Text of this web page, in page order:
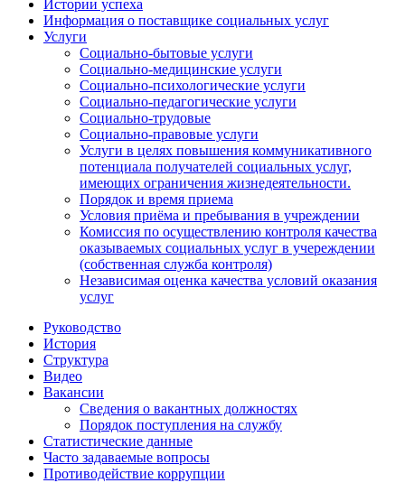
Истории успеха
Информация о поставщике социальных услуг
Услуги
Социально-бытовые услуги
Социально-медицинские услуги
Социально-психологические услуги
Социально-педагогические услуги
Социально-трудовые
Социально-правовые услуги
Услуги в целях повышения коммуникативного
потенциала получателей социальных услуг,
имеющих ограничения жизнедеятельности.
Порядок и время приема
Условия приёма и пребывания в учреждении
Комиссия по осуществлению контроля качества
оказываемых социальных услуг в учереждении
(собственная служба контроля)
Независимая оценка качества условий оказания
услуг
Руководство
История
Структура
Видео
Вакансии
Сведения о вакантных должностях
Порядок поступления на службу
Статистические данные
Часто задаваемые вопросы
Противодействие коррупции